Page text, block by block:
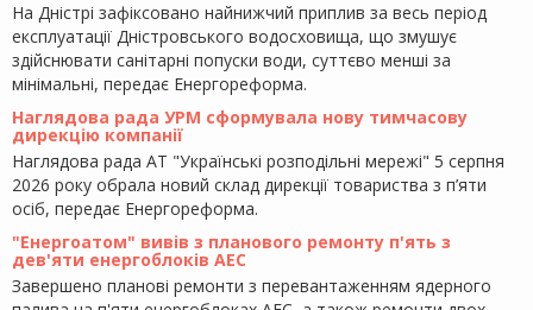
На Дністрі зафіксовано найнижчий приплив за весь період
експлуатації Дністровського водосховища, що змушує
здійснювати санітарні попуски води, суттєво менші за
мінімальні, передає Енергореформа.
Наглядова рада УРМ сформувала нову тимчасову
дирекцію компанії
Наглядова рада АТ "Українські розподільні мережі" 5 серпня
2026 року обрала новий склад дирекції товариства з п’яти
осіб, передає Енергореформа.
"Енергоатом" вивів з планового ремонту п'ять з
дев'яти енергоблоків АЕС
Завершено планові ремонти з перевантаженням ядерного